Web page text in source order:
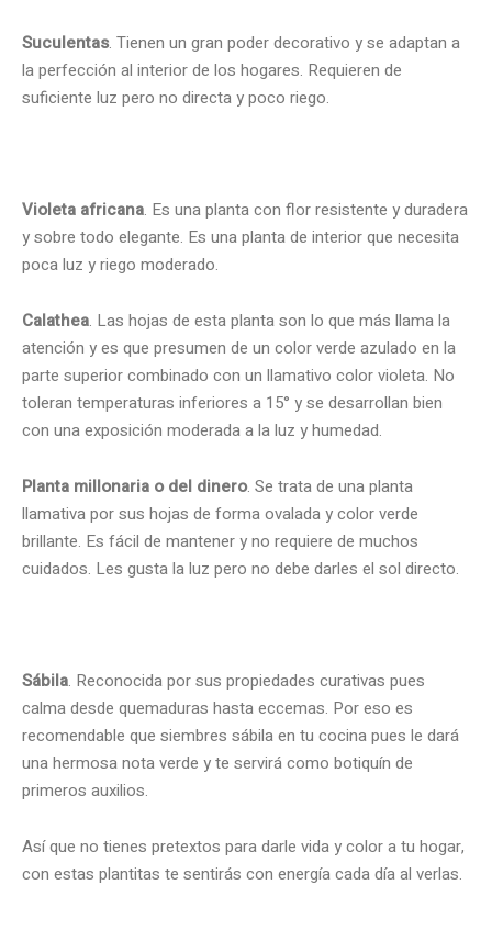
Suculentas. Tienen un gran poder decorativo y se adaptan a
la perfección al interior de los hogares. Requieren de
suficiente luz pero no directa y poco riego.
Violeta africana. Es una planta con flor resistente y duradera
y sobre todo elegante. Es una planta de interior que necesita
poca luz y riego moderado.
Calathea. Las hojas de esta planta son lo que más llama la
atención y es que presumen de un color verde azulado en la
parte superior combinado con un llamativo color violeta. No
toleran temperaturas inferiores a 15° y se desarrollan bien
con una exposición moderada a la luz y humedad.
Planta millonaria o del dinero. Se trata de una planta
llamativa por sus hojas de forma ovalada y color verde
brillante. Es fácil de mantener y no requiere de muchos
cuidados. Les gusta la luz pero no debe darles el sol directo.
Sábila. Reconocida por sus propiedades curativas pues
calma desde quemaduras hasta eccemas. Por eso es
recomendable que siembres sábila en tu cocina pues le dará
una hermosa nota verde y te servirá como botiquín de
primeros auxilios.
Así que no tienes pretextos para darle vida y color a tu hogar,
con estas plantitas te sentirás con energía cada día al verlas.